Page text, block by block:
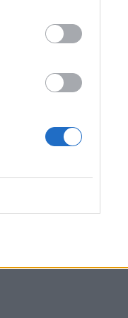
φανούν οι αυξήσεις
03 Αυγ 2026
e-ΕΦΚΑ: Ποιοι
ευρώ στη σύνταξη
04 Αυγ 2026